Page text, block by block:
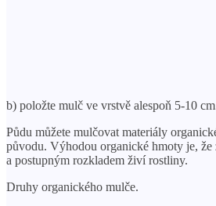
b) položte mulč ve vrstvě alespoň 5-10
Půdu můžete mulčovat materiály
původu. Výhodou organické hmoty je, že
a postupným rozkladem živí rostliny.
Druhy organického mulče.